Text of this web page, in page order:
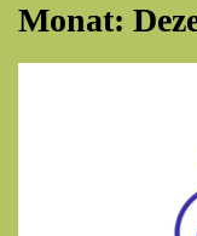
Monat: